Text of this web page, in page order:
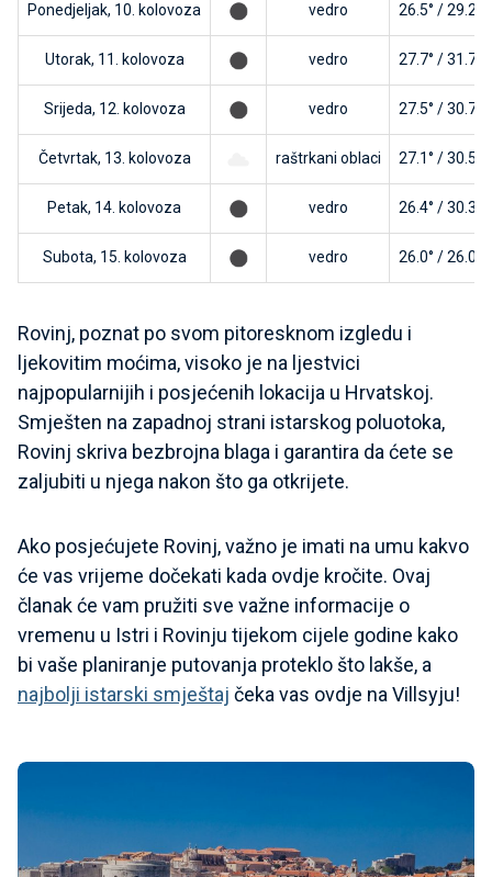
Ponedjeljak, 10. kolovoza vedro 26.5° / 29.2°
Utorak, 11. kolovoza vedro 27.7° / 31.7°
Srijeda, 12. kolovoza vedro 27.5° / 30.7°
Četvrtak, 13. kolovoza raštrkani oblaci 27.1° / 30.5°
Petak, 14. kolovoza vedro 26.4° / 30.3°
Subota, 15. kolovoza vedro 26.0° / 26.0°
Rovinj, poznat po svom pitoresknom izgledu i
ljekovitim moćima, visoko je na ljestvici
najpopularnijih i posjećenih lokacija u Hrvatskoj.
Smješten na zapadnoj strani istarskog poluotoka,
Rovinj skriva bezbrojna blaga i garantira da ćete se
zaljubiti u njega nakon što ga otkrijete.
Ako posjećujete Rovinj, važno je imati na umu kakvo
će vas vrijeme dočekati kada ovdje kročite. Ovaj
članak će vam pružiti sve važne informacije o
vremenu u Istri i Rovinju tijekom cijele godine kako
bi vaše planiranje putovanja proteklo što lakše, a
najbolji istarski smještaj čeka vas ovdje na Villsyju!